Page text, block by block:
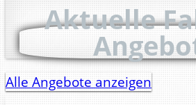
Aktuelle
Alle Angebote anzeigen